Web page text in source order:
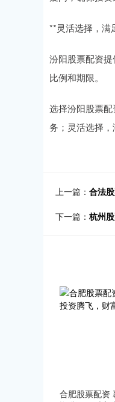
**灵活选择，满
汾阳股票配资
比例和期限。
选择汾阳股票
务；灵活选择
上一篇： 合法
下一篇： 杭州
合肥股票配资